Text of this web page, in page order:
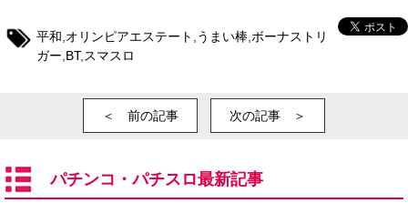
平和 オリンピアエステート うまい棒 ボーナストリ
ガー BT, スマスロ
＜ 前の記事 次の記事 ＞
パチンコ・パチスロ最新記事